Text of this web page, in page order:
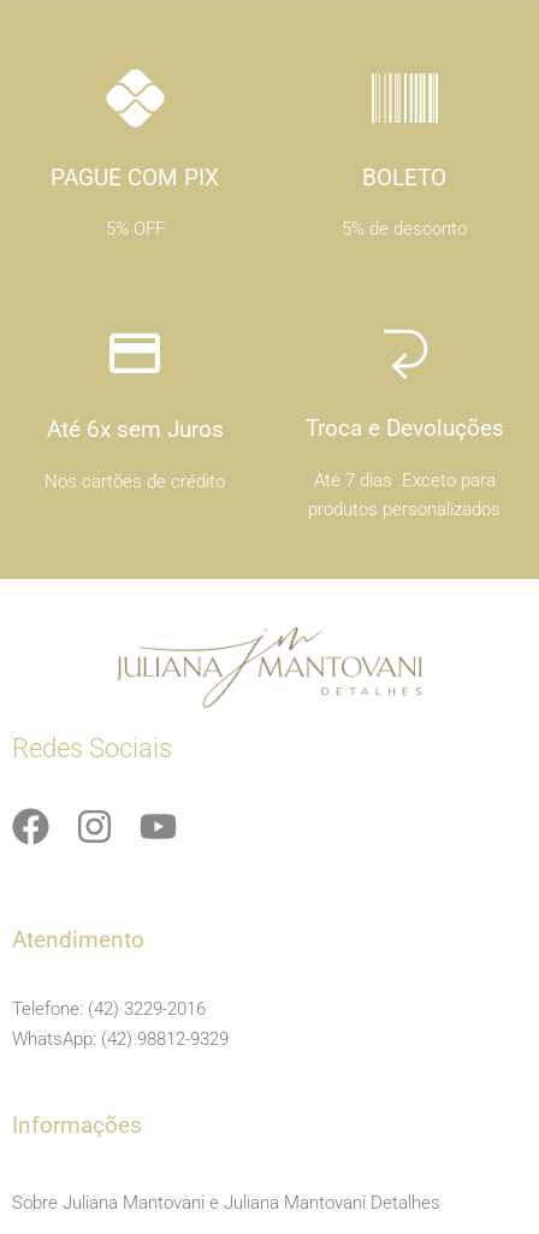
PAGUE COM PIX
5% OFF
BOLETO
5% de desconto
Até 6x sem Juros
Nos cartões de crédito
Troca e Devoluções
Até 7 dias .Exceto para
produtos personalizados
Redes Sociais
F
e
o
o
I
t
g
r
m
Y
b
e
Atendimento
Telefone: (42) 3229-2016
WhatsApp: (42) 98812-9329
Informações
Sobre Juliana Mantovani e Juliana Mantovani Detalhes